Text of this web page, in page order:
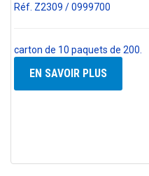
Réf. Z2309 / 0999700
carton de 10 paquets de 200.
EN SAVOIR PLUS